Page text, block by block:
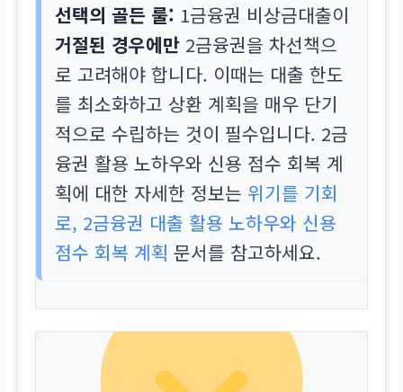
주요 심사 기준
내부 신용 모형(CSS) + 주거래 이력
서울보증보험 증권 발급 가능 여부
선택의 골든 룰: 1금융권 비상금대출이
거절된 경우에만 2금융권을 차선책으
로 고려해야 합니다. 이때는 대출 한도
를 최소화하고 상환 계획을 매우 단기
적으로 수립하는 것이 필수입니다. 2금
융권 활용 노하우와 신용 점수 회복 계
획에 대한 자세한 정보는 위기를 기회
로, 2금융권 대출 활용 노하우와 신용
점수 회복 계획 문서를 참고하세요.